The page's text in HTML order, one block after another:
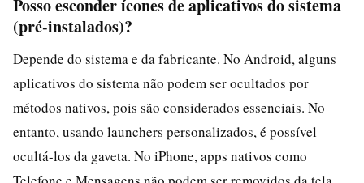
Posso esconder ícones de aplicativos do sistema
(pré-instalados)?
Depende do sistema e da fabricante. No Android, alguns
aplicativos do sistema não podem ser ocultados por
métodos nativos, pois são considerados essenciais. No
entanto, usando launchers personalizados, é possível
ocultá-los da gaveta. No iPhone, apps nativos como